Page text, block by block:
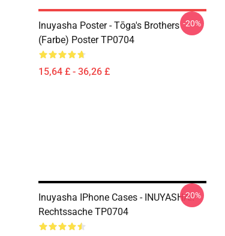
Inuyasha Poster - Tōga's Brothers
(Farbe) Poster TP0704
15,64 £ - 36,26 £
-20%
Inuyasha IPhone Cases - INUYASHA!!
Rechtssache TP0704
-20%